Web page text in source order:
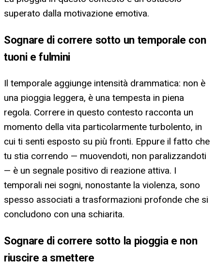
superato dalla motivazione emotiva.
Sognare di correre sotto un temporale con
tuoni e fulmini
Il temporale aggiunge intensità drammatica: non è
una pioggia leggera, è una tempesta in piena
regola. Correre in questo contesto racconta un
momento della vita particolarmente turbolento, in
cui ti senti esposto su più fronti. Eppure il fatto che
tu stia correndo — muovendoti, non paralizzandoti
— è un segnale positivo di reazione attiva. I
temporali nei sogni, nonostante la violenza, sono
spesso associati a trasformazioni profonde che si
concludono con una schiarita.
Sognare di correre sotto la pioggia e non
riuscire a smettere